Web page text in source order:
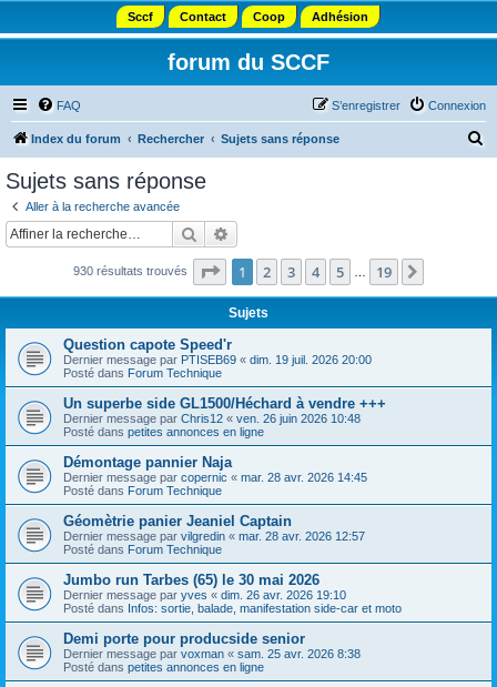
Sccf Contact Coop Adhésion
forum du SCCF
FAQ Connexion
S’enregistrer
Index du forum Rechercher Sujets sans réponse
c
Sujets sans réponse
Aller à la recherche avancée
Rechercher
930 résultats trouvés Page 1sur19
1 2 3 4 5 19
Sujets
Question capote Speed'r
Dernier message par PTISEB69 « dim. 19 juil. 2026 20:00
Posté dans Forum Technique
Un superbe side GL1500/Héchard à vendre +++
Dernier message par Chris12 « ven. 26 juin 2026 10:48
Posté dans petites annonces en ligne
Démontage pannier Naja
Dernier message par copernic « mar. 28 avr. 2026 14:45
Posté dans Forum Technique
Géomètrie panier Jeaniel Captain
Dernier message par vilgredin « mar. 28 avr. 2026 12:57
Posté dans Forum Technique
Jumbo run Tarbes (65) le 30 mai 2026
Dernier message par yves « dim. 26 avr. 2026 19:10
Posté dans Infos: sortie, balade, manifestation side-car et moto
Demi porte pour producside senior
Dernier message par voxman « sam. 25 avr. 2026 8:38
Posté dans petites annonces en ligne